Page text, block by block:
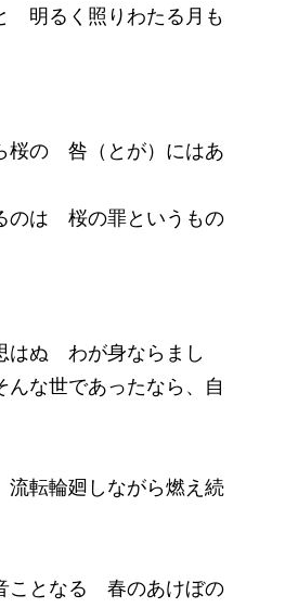
明るく照りわたる月も
の 咎（とが）にはあ
のは 桜の罪というもの
ぬ わが身ならまし
な世であったなら、自
流転輪廻しながら燃え続
となる 春のあけぼの